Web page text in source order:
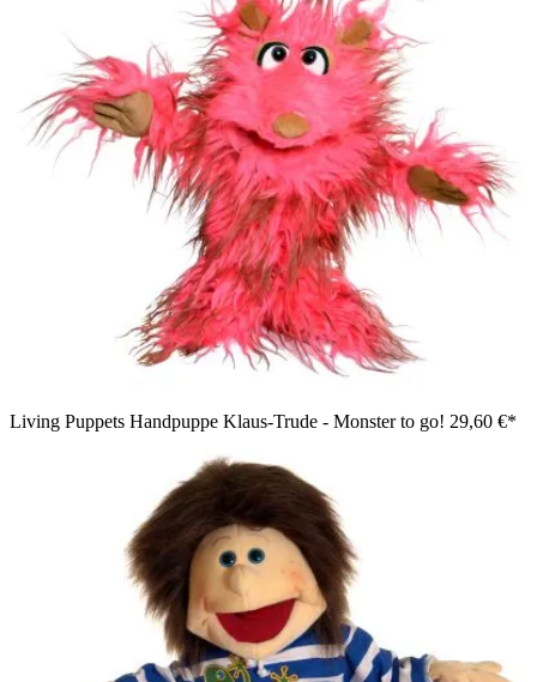
Living Puppets Handpuppe Klaus-Trude - Monster to go! 29,60 €*